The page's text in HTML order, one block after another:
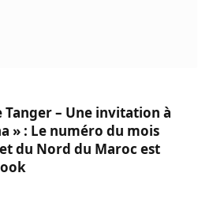
Tanger – Une invitation à
» : Le numéro du mois
du Nord du Maroc est